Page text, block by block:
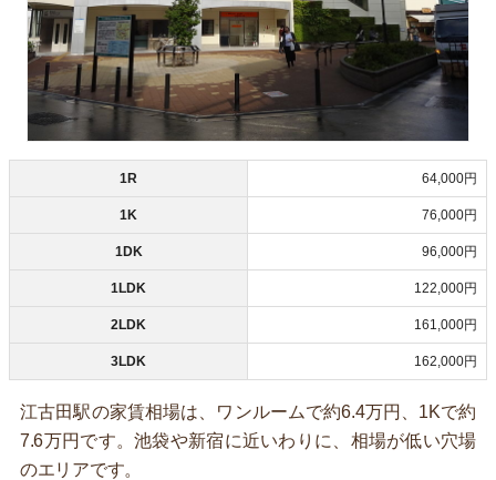
1R 64,000円
1K 76,000円
1DK 96,000円
1LDK 122,000円
2LDK 161,000円
3LDK 162,000円
江古田駅の家賃相場は、ワンルームで約6.4万円、1Kで約
7.6万円です。池袋や新宿に近いわりに、相場が低い穴場
のエリアです。